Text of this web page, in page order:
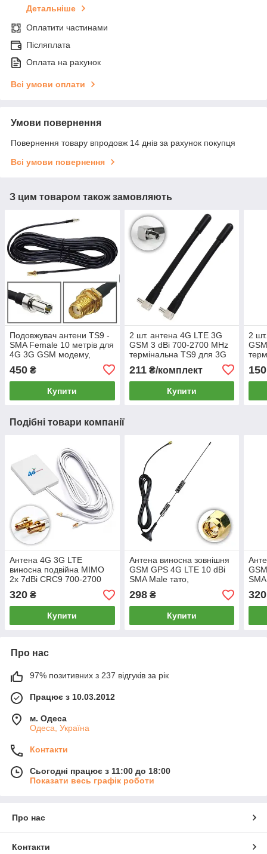
Детальніше
Оплатити частинами
Післяплата
Оплата на рахунок
Всі умови оплати
Умови повернення
Повернення товару впродовж 14 днів за рахунок покупця
Всі умови повернення
З цим товаром також замовляють
Подовжувач антени TS9 -
SMA Female 10 метрів для
4G 3G GSM модему,
кабель коаксіал RG 174,
пігтейл, перехідник
450 ₴
Купити
2 шт. антена 4G LTE 3G
GSM 3 dBi 700-2700 MHz
термінальна TS9 для 3G
роутерів і т.п.
211₴/комплект
Купити
2
150
Подібні товари компанії
Антена 4G 3G LTE
виносна подвійна MIMO
2x 7dBi CRC9 700-2700
МГц, підсилювання
сигналу для USB модемів,
роутерів
320 ₴
Купити
Антена виносна зовнішня
GSM GPS 4G LTE 10 dBi
SMA Male тато,
універсальна 2 метри для
модемів роутерів
298₴
Купити
320
Про нас
97% позитивних з 237 відгуків за рік
Працює з 10.03.2012
м. Одеса
Одеса, Україна
Контакти
Сьогодні працює з 11:00 до 18:00
Показати весь графік роботи
Про нас
Контакти